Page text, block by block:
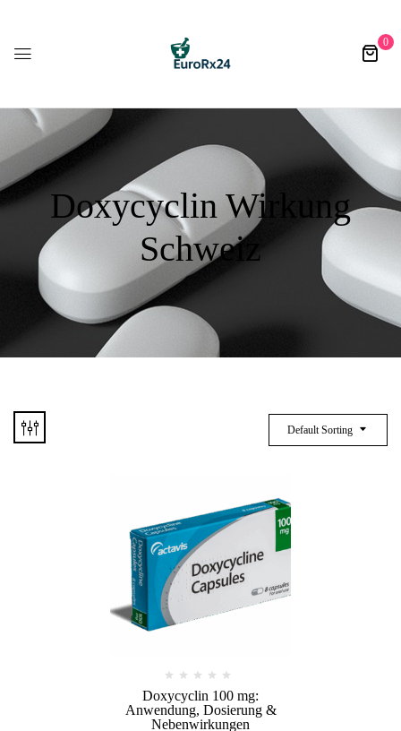
0
Doxycyclin Wirkung
Schweiz
Default Sorting
Doxycyclin 100 mg:
Anwendung, Dosierung &
Nebenwirkungen